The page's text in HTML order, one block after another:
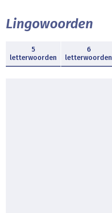
Lingowoorden
5
letterwoorden
6
letterwoorden